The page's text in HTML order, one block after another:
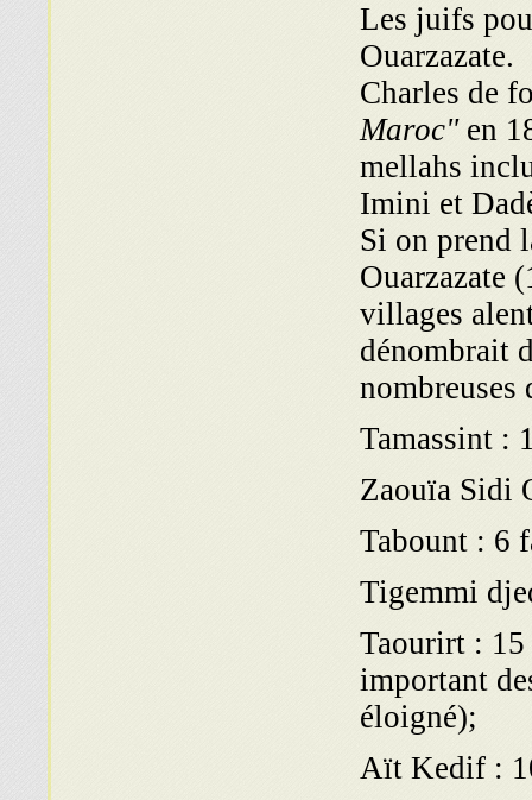
Les juifs
Ouarzazate.
Charles de
Maroc"en
mellahs
Imini et
Si on prend
Ouarzazate
villages
dénombrait
nombreuses
Tamassint :
Zaouïa Sidi
Tabount : 6
Tigemmi
Taourirt :
important
éloigné);
Aït Kedif :